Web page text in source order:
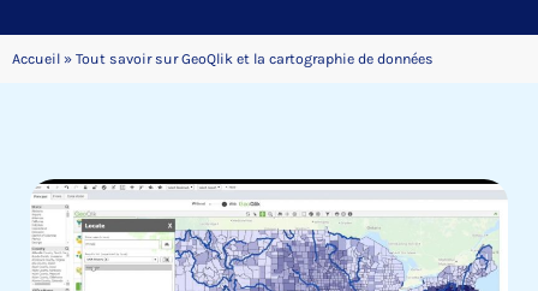
Accueil » Tout savoir sur GeoQlik et la cartographie de données